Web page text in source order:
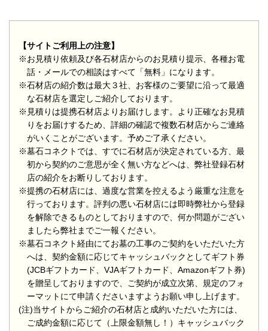
【サイトご利用上の注意】
※お見積り依頼及び各石材店からのお見積り提示、各種お電
話・メールでの相談はすべて「無料」になります。
※石材店の紹介数は最大３社、お客様のご要望に沿って最適
な石材店を選定しご紹介しております。
※見積りは提携石材店よりお届けします。より正確なお見積
りをお届けするため、詳細の確認で複数石材店からご連絡
がいくことがございます。予めご了承ください。
※墓石コネクトでは、すでに石材店が決定されている方、最
初から契約のご意思が全く無い方などへは、弊社登録石材
店の紹介をお断りしております。
※提携の石材店には、過度な営業を控えるよう厳重な注意を
行っております。評判の悪い石材店には即時弊社から登録
を解除できるものとしておりますので、何か問題がござい
ましたら弊社までご一報ください。
※墓石コネクト経由にてお墓の工事のご契約をいただいた方
へは、契約金額に応じてキャッシュバックとしてギフト券
(JCBギフトカード、VJAギフトカード、Amazonギフト券)
を贈呈しておりますので、ご契約が成立次第、規定のフォ
ーマットにて申請くださいますようお願い申し上げます。
(注)当サイトからご紹介の石材店と成約いただいた方には、
ご成約金額に応じて（上限金額無し！）キャッシュバック